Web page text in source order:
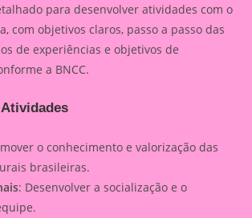
para desenvolver atividades com o
com objetivos claros, passo a passo das
de experiências e objetivos de
a BNCC.
o conhecimento e valorização das
brasileiras.
: Desenvolver a socialização e o